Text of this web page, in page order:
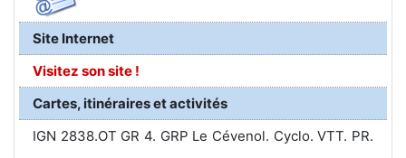
Site Internet
Visitez son site !
Cartes, itinéraires et activités
IGN 2838.OT GR 4. GRP Le Cévenol. Cyclo. VTT. PR.